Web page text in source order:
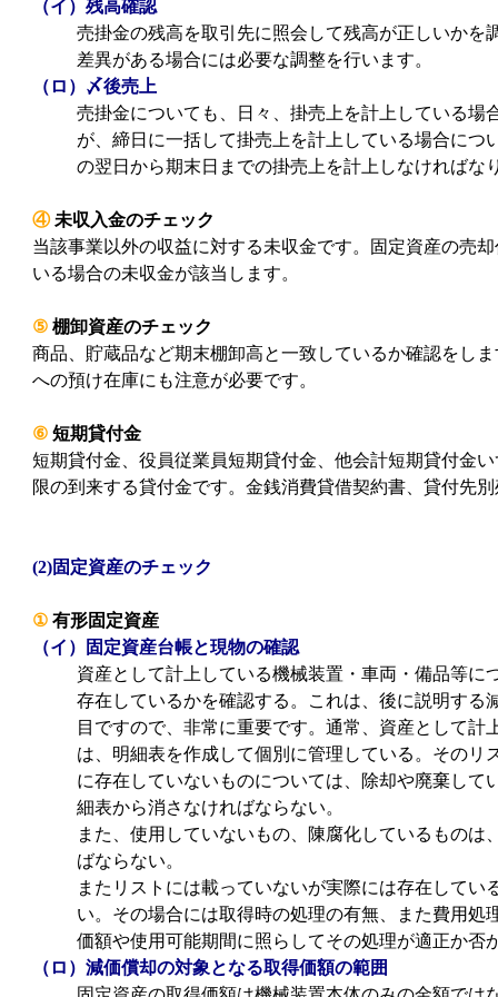
（イ）残高確認
売掛金の残高を取引先に照会して残高が正しいかを
差異がある場合には必要な調整を行います。
（ロ）〆後売上
売掛金についても、日々、掛売上を計上している場
が、締日に一括して掛売上を計上している場合につ
の翌日から期末日までの掛売上を計上しなければな
④未収入金のチェック
当該事業以外の収益に対する未収金です。固定資産の売
いる場合の未収金が該当します。
⑤ 棚卸資産のチェック
商品、貯蔵品など期末棚卸高と一致しているか確認をし
への預け在庫にも注意が必要です。
⑥ 短期貸付金
短期貸付金、役員従業員短期貸付金、他会計短期貸付金
限の到来する貸付金です。金銭消費貸借契約書、貸付先
(2)固定資産のチェック
① 有形固定資産
（イ）固定資産台帳と現物の確認
資産として計上している機械装置・車両・備品等に
存在しているかを確認する。これは、後に説明する
目ですので、非常に重要です。通常、資産として計
は、明細表を作成して個別に管理している。そのリ
に存在していないものについては、除却や廃棄して
細表から消さなければならない。
また、使用していないもの、陳腐化しているものは
ばならない。
またリストには載っていないが実際には存在してい
い。その場合には取得時の処理の有無、また費用処
価額や使用可能期間に照らしてその処理が適正か否
（ロ）減価償却の対象となる取得価額の範囲